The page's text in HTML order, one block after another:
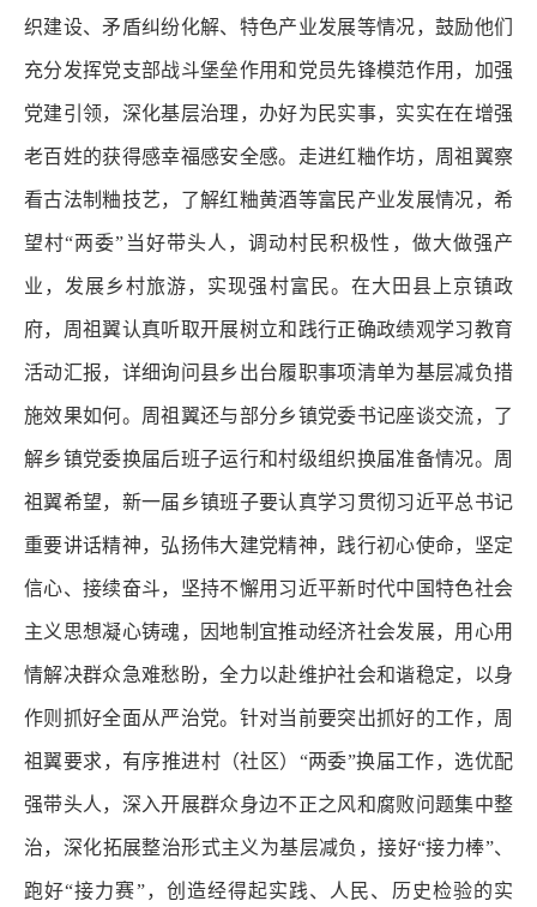
织建设、矛盾纠纷化解、特色产业发展等情况，鼓励他们
充分发挥党支部战斗堡垒作用和党员先锋模范作用，加强
党建引领，深化基层治理，办好为民实事，实实在在增强
老百姓的获得感幸福感安全感。走进红粬作坊，周祖翼察
看古法制粬技艺，了解红粬黄酒等富民产业发展情况，希
望村“两委”当好带头人，调动村民积极性，做大做强产
业，发展乡村旅游，实现强村富民。在大田县上京镇政
府，周祖翼认真听取开展树立和践行正确政绩观学习教育
活动汇报，详细询问县乡出台履职事项清单为基层减负措
施效果如何。周祖翼还与部分乡镇党委书记座谈交流，了
解乡镇党委换届后班子运行和村级组织换届准备情况。周
祖翼希望，新一届乡镇班子要认真学习贯彻习近平总书记
重要讲话精神，弘扬伟大建党精神，践行初心使命，坚定
信心、接续奋斗，坚持不懈用习近平新时代中国特色社会
主义思想凝心铸魂，因地制宜推动经济社会发展，用心用
情解决群众急难愁盼，全力以赴维护社会和谐稳定，以身
作则抓好全面从严治党。针对当前要突出抓好的工作，周
祖翼要求，有序推进村（社区）“两委”换届工作，选优配
强带头人，深入开展群众身边不正之风和腐败问题集中整
治，深化拓展整治形式主义为基层减负，接好“接力棒”、
跑好“接力赛”，创造经得起实践、人民、历史检验的实